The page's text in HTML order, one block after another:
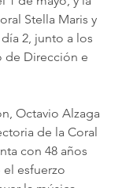
Stella Maris y
2, junto a los
de Dirección e
Octavio Alzaga
de la Coral
con 48 años
esfuerzo